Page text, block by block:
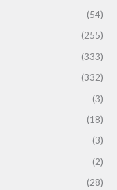
(54)
(255)
(333)
(332)
(3)
(18)
(3)
(2)
(28)